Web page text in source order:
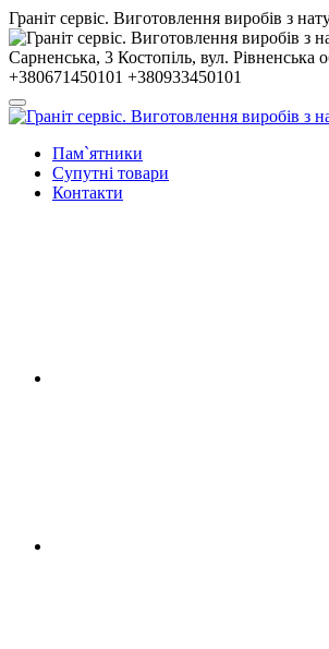
Гранiт сервiс. Виготовлення виробів з
Сарненська, 3 Костопiль, вул. Рiвненська
+380671450101 +380933450101
Пам`ятники
Супутні товари
Контакти